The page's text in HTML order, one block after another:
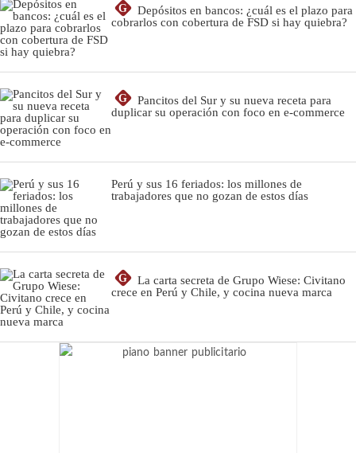
G
Depósitos en bancos: ¿cuál es el plazo para
cobrarlos con cobertura de FSD si hay quiebra?
G
Pancitos del Sur y su nueva receta para
duplicar su operación con foco en e-commerce
Perú y sus 16 feriados: los millones de
trabajadores que no gozan de estos días
G
La carta secreta de Grupo Wiese: Civitano
crece en Perú y Chile, y cocina nueva marca